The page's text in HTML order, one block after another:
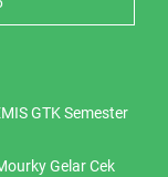
GTK Semester
Gelar Cek